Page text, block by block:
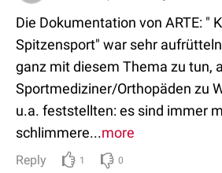
Die Dokumentation von ARTE: "
Spitzensport" war sehr
ganz mit diesem Thema zu tun,
Sportmediziner/Orthopäden zu
u.a. feststellten: es sind immer
schlimmere...more
Reply 1 0